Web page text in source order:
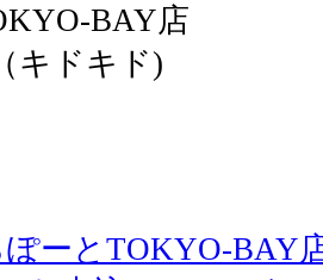
BAY店
キドキド)
ーとTOKYO-BAY